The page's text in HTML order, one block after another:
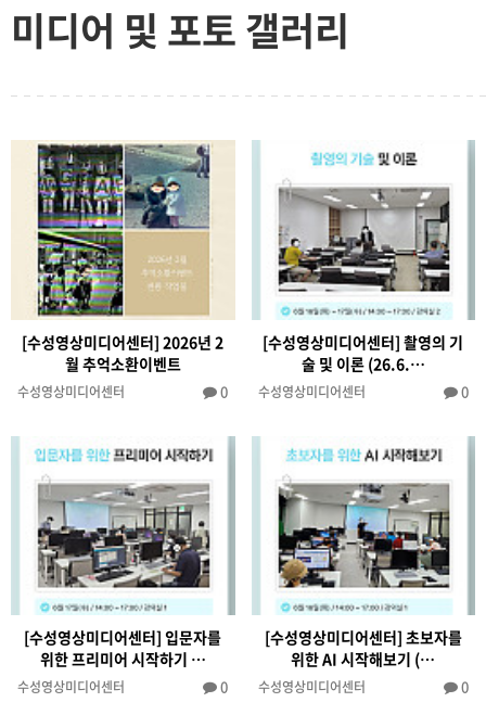
미디어 및 포토 갤러리
[수성영상미디어센터] 2026년 2
월 추억소환이벤트
수성영상미디어센터 0
[수성영상미디어센터] 촬영의 기
술 및 이론 (26.6.…
수성영상미디어센터 0
[수성영상미디어센터] 입문자를
위한 프리미어 시작하기 …
수성영상미디어센터 0
[수성영상미디어센터] 초보자를
위한 AI 시작해보기 (…
수성영상미디어센터 0